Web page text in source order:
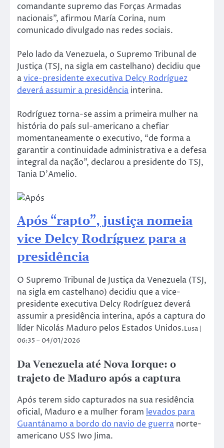
comandante supremo das Forças Armadas
nacionais”, afirmou María Corina, num
comunicado divulgado nas redes sociais.
Pelo lado da Venezuela, o Supremo Tribunal de
Justiça (TSJ, na sigla em castelhano) decidiu que
avice-presidente executiva Delcy Rodríguez
deverá assumir a presidência interina.
Rodríguez torna-se assim a primeira mulher na
história do país sul-americano a chefiar
momentaneamente o executivo, “de forma a
garantir a continuidade administrativa e a defesa
integral da nação”, declarou a presidente do TSJ,
Tania D’Amelio.
Após “rapto”, justiça nomeia
vice Delcy Rodríguez para a
presidência
O Supremo Tribunal de Justiça da Venezuela (TSJ,
na sigla em castelhano) decidiu que a vice-
presidente executiva Delcy Rodríguez deverá
assumir a presidência interina, após a captura do
líder Nicolás Maduro pelos Estados Unidos.Lusa |
06:35 – 04/01/2026
Da Venezuela até Nova Iorque: o
trajeto de Maduro após a captura
Após terem sido capturados na sua residência
oficial, Maduro e a mulher foram levados para
Guantánamo a bordo do navio de guerra norte-
americano USS Iwo Jima.